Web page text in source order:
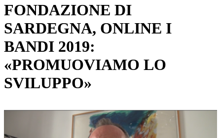
FONDAZIONE DI
SARDEGNA, ONLINE I
BANDI 2019:
«PROMUOVIAMO LO
SVILUPPO»